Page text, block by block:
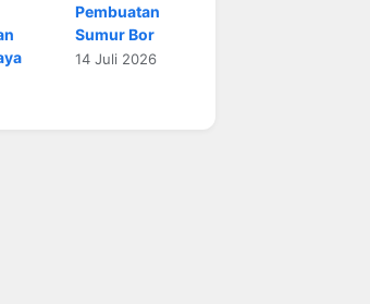
Pembuatan
Sumur Bor
14 Juli 2026